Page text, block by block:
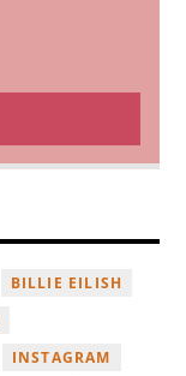
BILLIE EILISH
INSTAGRAM